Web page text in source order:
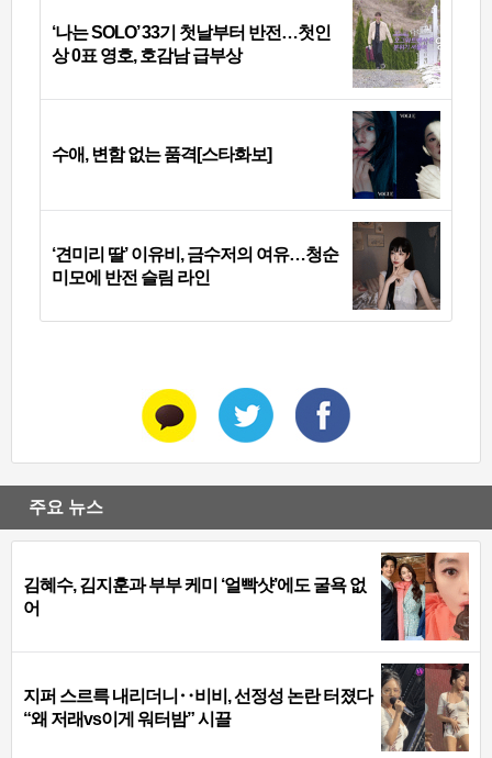
‘나는 SOLO’ 33기 첫날부터 반전…첫인
상 0표 영호, 호감남 급부상
수애, 변함 없는 품격[스타화보]
‘견미리 딸’ 이유비, 금수저의 여유…청순
미모에 반전 슬림 라인
주요 뉴스
김혜수, 김지훈과 부부 케미 ‘얼빡샷’에도 굴욕 없
어
지퍼 스르륵 내리더니‥비비, 선정성 논란 터졌다
“왜 저래vs이게 워터밤” 시끌